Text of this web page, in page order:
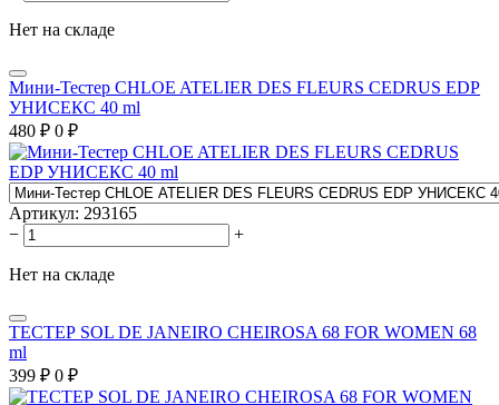
Нет на складе
Мини-Тестер CHLOE ATELIER DES FLEURS CEDRUS EDP
УНИСЕКС 40 ml
480 ₽ 0 ₽
Артикул: 293165
−
+
Нет на складе
ТЕСТЕР SOL DE JANEIRO CHEIROSA 68 FOR WOMEN 68
ml
399 ₽ 0 ₽